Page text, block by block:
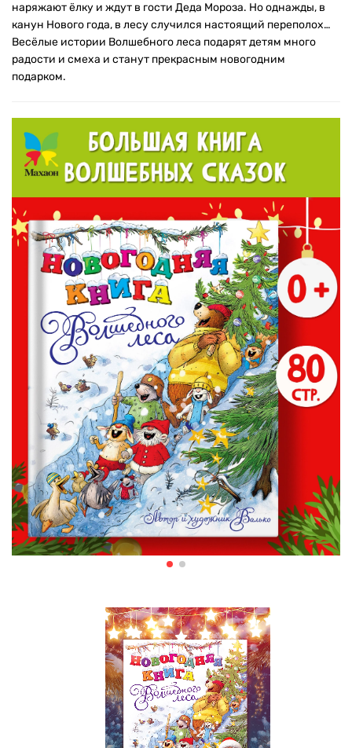
наряжают ёлку и ждут в гости Деда Мороза. Но однажды, в
канун Нового года, в лесу случился настоящий переполох…
Весёлые истории Волшебного леса подарят детям много
радости и смеха и станут прекрасным новогодним
подарком.